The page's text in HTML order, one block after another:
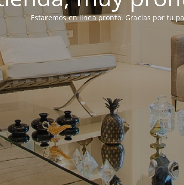
Estaremos en línea pronto. Gracias por tu